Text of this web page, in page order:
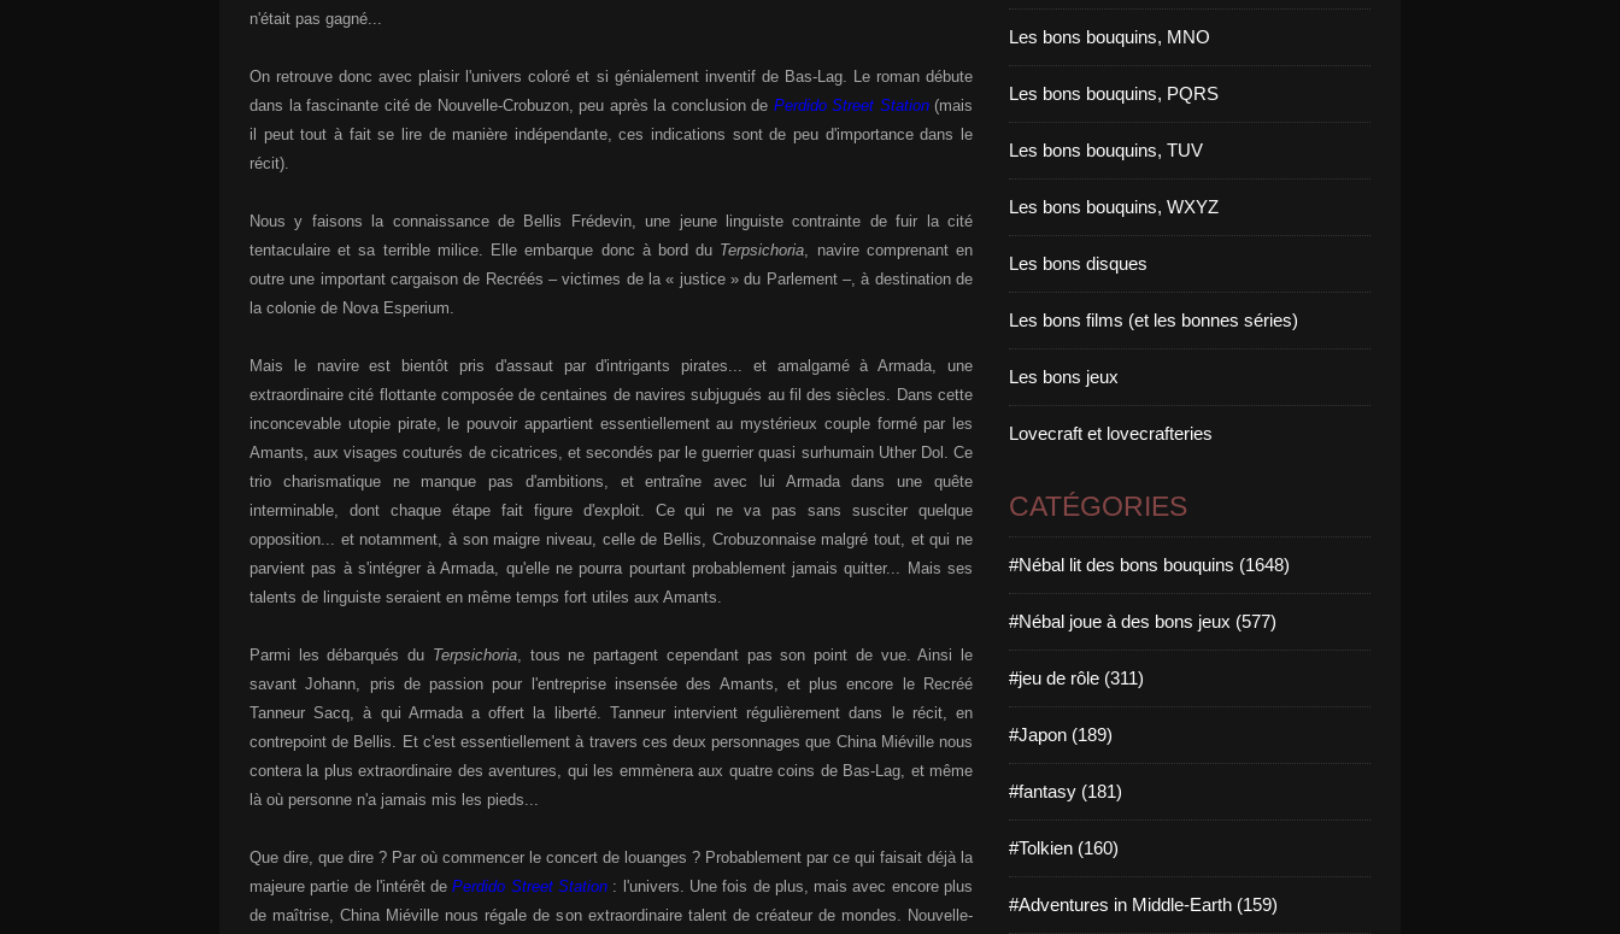
n'était pas gagné...
On retrouve donc avec plaisir l'univers coloré et si génialement inventif de Bas-Lag. Le roman débute
dans la fascinante cité de Nouvelle-Crobuzon, peu après la conclusion de Perdido Street Station(mais
il peut tout à fait se lire de manière indépendante, ces indications sont de peu d'importance dans le
récit).
Nous y faisons la connaissance de Bellis Frédevin, une jeune linguiste contrainte de fuir la cité
tentaculaire et sa terrible milice. Elle embarque donc à bord du Terpsichoria, navire comprenant en
outre une important cargaison de Recréés – victimes de la « justice » du Parlement –, à destination de
la colonie de Nova Esperium.
Mais le navire est bientôt pris d'assaut par d'intrigants pirates... et amalgamé à Armada, une
extraordinaire cité flottante composée de centaines de navires subjugués au fil des siècles. Dans cette
inconcevable utopie pirate, le pouvoir appartient essentiellement au mystérieux couple formé par les
Amants, aux visages couturés de cicatrices, et secondés par le guerrier quasi surhumain Uther Dol. Ce
trio charismatique ne manque pas d'ambitions, et entraîne avec lui Armada dans une quête
interminable, dont chaque étape fait figure d'exploit. Ce qui ne va pas sans susciter quelque
opposition... et notamment, à son maigre niveau, celle de Bellis, Crobuzonnaise malgré tout, et qui ne
parvient pas à s'intégrer à Armada, qu'elle ne pourra pourtant probablement jamais quitter... Mais ses
talents de linguiste seraient en même temps fort utiles aux Amants.
Parmi les débarqués du Terpsichoria, tous ne partagent cependant pas son point de vue. Ainsi le
savant Johann, pris de passion pour l'entreprise insensée des Amants, et plus encore le Recréé
Tanneur Sacq, à qui Armada a offert la liberté. Tanneur intervient régulièrement dans le récit, en
contrepoint de Bellis. Et c'est essentiellement à travers ces deux personnages que China Miéville nous
contera la plus extraordinaire des aventures, qui les emmènera aux quatre coins de Bas-Lag, et même
là où personne n'a jamais mis les pieds...
Que dire, que dire ? Par où commencer le concert de louanges ? Probablement par ce qui faisait déjà la
majeure partie de l'intérêt dePerdido Street Station : l'univers. Une fois de plus, mais avec encore plus
de maîtrise, China Miéville nous régale de son extraordinaire talent de créateur de mondes. Nouvelle-
Les bons bouquins, MNO
Les bons bouquins, PQRS
Les bons bouquins, TUV
Les bons bouquins, WXYZ
Les bons disques
Les bons films (et les bonnes séries)
Les bons jeux
Lovecraft et lovecrafteries
CATÉGORIES
#Nébal lit des bons bouquins (1648)
#Nébal joue à des bons jeux (577)
#jeu de rôle (311)
#Japon (189)
#fantasy (181)
#Tolkien (160)
#Adventures in Middle-Earth (159)